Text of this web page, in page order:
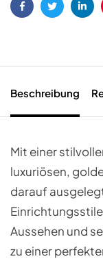
FacebookTwitter
Beschreibung
Mit einer
luxuriösen,
darauf
Aussehen und
zu einer